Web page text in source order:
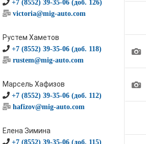
+7 (8552) 39-35-06 (доб. 126)
victoria@mig-auto.com
Рустем Хаметов
+7 (8552) 39-35-06 (доб. 118)
rustem@mig-auto.com
Марсель Хафизов
+7 (8552) 39-35-06 (доб. 112)
hafizov@mig-auto.com
Елена Зимина
+7 (8552) 39-35-06 (доб. 115)
1
1